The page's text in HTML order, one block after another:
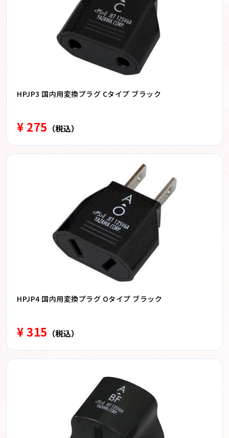
HPJP3 国内用変換プラグ Cタイプ ブラック
¥ 275 （税込）
HPJP4 国内用変換プラグ Oタイプ ブラック
¥ 315 （税込）